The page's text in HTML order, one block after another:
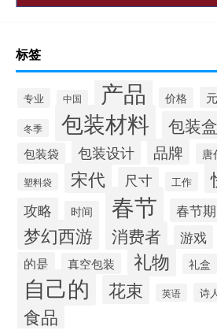
标签
专业 中国 产品 价格
冬季 包装材料 包装盒
包装袋 包装设计 品牌 唐
塑料袋 宋代 尺寸 工作
攻略 时间 春节 春节
梦幻西游 消费者 游戏
的是 真空包装 礼物 礼盒
自己的 花束 英语 诗
食品